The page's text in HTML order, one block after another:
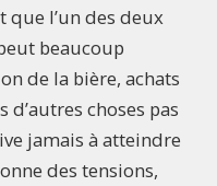
que l’un des deux
beaucoup
de la bière, achats
choses pas
jamais à atteindre
des tensions,